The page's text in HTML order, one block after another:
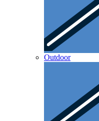
Outdoor